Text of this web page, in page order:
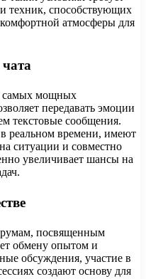
техник, способствующих
атмосферы для
самых мощных
передавать эмоции
текстовые сообщения.
реальном времени, имеют
ситуации и совместно
увеличивает шансы на
посвященным
обмену опытом и
обсуждения, участие в
создают основу для